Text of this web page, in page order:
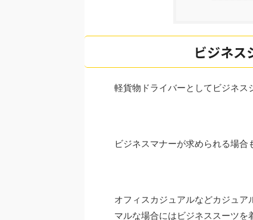
ビジネス
軽貨物ドライバーとしてビジネス
ビジネスマナーが求められる場合
オフィスカジュアルなどカジュ
マルな場合にはビジネススーツを